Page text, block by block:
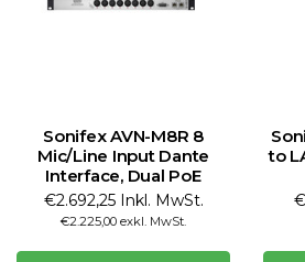
Sonifex AVN-M8R 8
Mic/Line Input Dante
Interface, Dual PoE
€2.692,25 Inkl. MwSt.
€2.225,00 exkl. MwSt.
to